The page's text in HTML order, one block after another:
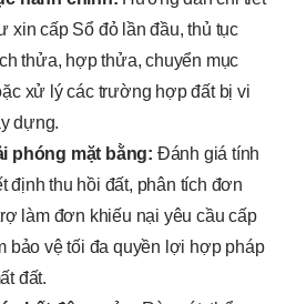
xin cấp Sổ đỏ lần đầu, thủ tục
thửa, hợp thửa, chuyển mục
xử lý các trường hợp đất bị vi
dựng.
phóng mặt bằng: Đánh giá tính
định thu hồi đất, phân tích đơn
làm đơn khiếu nại yêu cầu cấp
bảo vệ tối đa quyền lợi hợp pháp
đất.